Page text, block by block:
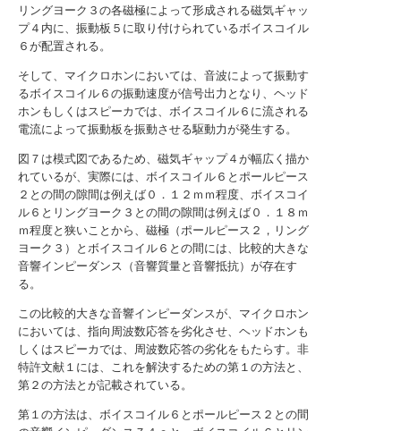
リングヨーク３の各磁極によって形成される磁気ギャッ
プ４内に、振動板５に取り付けられているボイスコイル
６が配置される。
そして、マイクロホンにおいては、音波によって振動す
るボイスコイル６の振動速度が信号出力となり、ヘッド
ホンもしくはスピーカでは、ボイスコイル６に流される
電流によって振動板を振動させる駆動力が発生する。
図７は模式図であるため、磁気ギャップ４が幅広く描か
れているが、実際には、ボイスコイル６とポールピース
２との間の隙間は例えば０．１２ｍｍ程度、ボイスコイ
ル６とリングヨーク３との間の隙間は例えば０．１８ｍ
ｍ程度と狭いことから、磁極（ポールピース２，リング
ヨーク３）とボイスコイル６との間には、比較的大きな
音響インピーダンス（音響質量と音響抵抗）が存在す
る。
この比較的大きな音響インピーダンスが、マイクロホン
においては、指向周波数応答を劣化させ、ヘッドホンも
しくはスピーカでは、周波数応答の劣化をもたらす。非
特許文献１には、これを解決するための第１の方法と、
第２の方法とが記載されている。
第１の方法は、ボイスコイル６とポールピース２との間